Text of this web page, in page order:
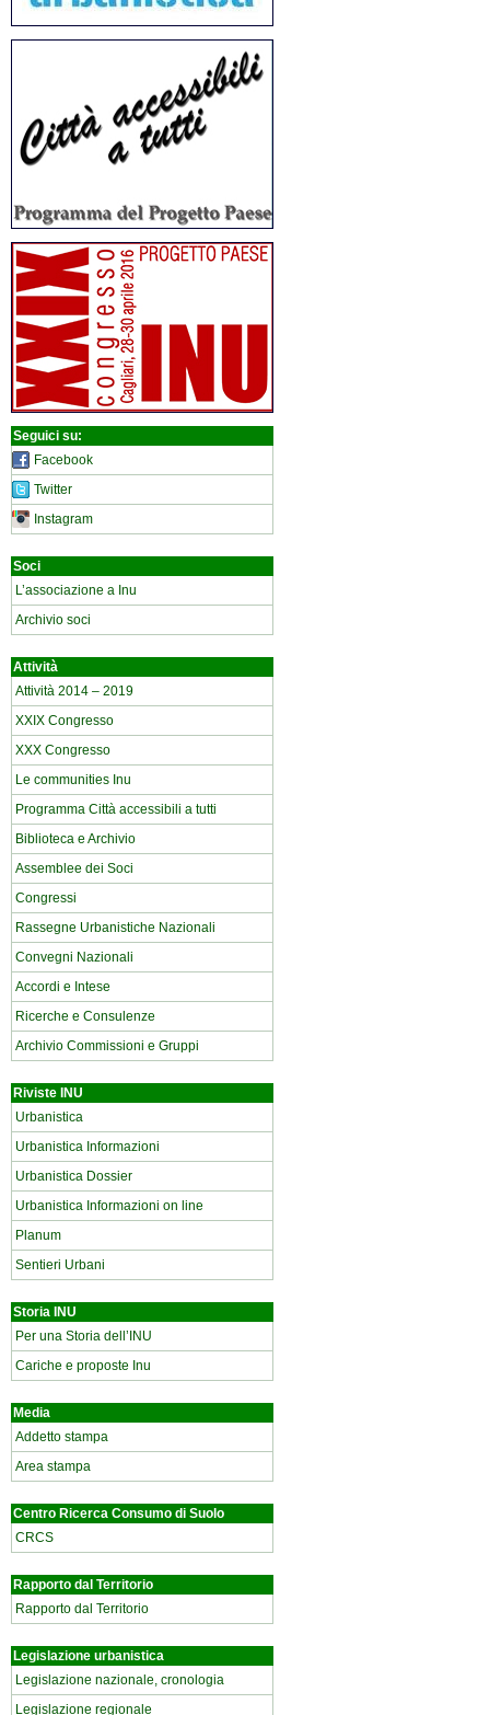
Seguici su:
Facebook
Twitter
Instagram
Soci
L’associazione a Inu
Archivio soci
Attività
Attività 2014 – 2019
XXIX Congresso
XXX Congresso
Le communities Inu
Programma Città accessibili a tutti
Biblioteca e Archivio
Assemblee dei Soci
Congressi
Rassegne Urbanistiche Nazionali
Convegni Nazionali
Accordi e Intese
Ricerche e Consulenze
Archivio Commissioni e Gruppi
Riviste INU
Urbanistica
Urbanistica Informazioni
Urbanistica Dossier
Urbanistica Informazioni on line
Planum
Sentieri Urbani
Storia INU
Per una Storia dell’INU
Cariche e proposte Inu
Media
Addetto stampa
Area stampa
Centro Ricerca Consumo di Suolo
CRCS
Rapporto dal Territorio
Rapporto dal Territorio
Legislazione urbanistica
Legislazione nazionale, cronologia
Legislazione regionale